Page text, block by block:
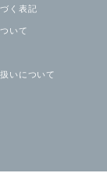
く表記
いて
いについて